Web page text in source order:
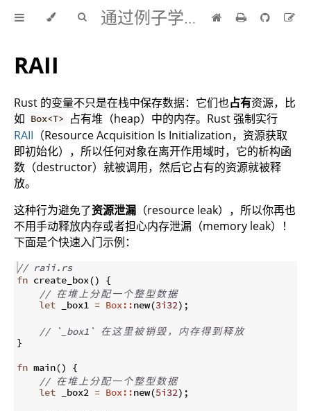
通过例子学 Rust 中文版
RAII
Rust 的变量不只是在栈中保存数据：它们也占有资源，比
如 Box<T>
占有堆（heap）中的内存。Rust 强制实行
RAII （Resource Acquisition Is Initialization，资源获取
即初始化），所以任何对象在离开作用域时，它的析构函
数（destructor）就被调用，然后它占有的资源就被释
放。
这种行为避免了资源泄漏 （resource leak），所以你再也
不用手动释放内存或者担心内存泄漏（memory leak）！
下面是个快速入门示例：
// raii.rs
fn create_box()
{
// 在堆上 分配 一 个整型 数据
let _box1 = Box::new(3i32) ;
// `_box1` 在这里被 销毁 ， 内存得到释放
}
fn main()
{
// 在堆上 分配 一 个整型 数据
let _box2 = Box::new(5i32) ;